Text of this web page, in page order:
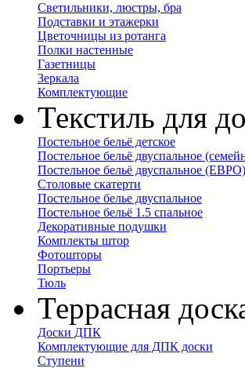
Светильники, люстры, бра
Подставки и этажерки
Цветочницы из ротанга
Полки настенные
Газетницы
Зеркала
Комплектующие
Текстиль для
Постельное бельё детское
Постельное бельё двуспальное
Постельное бельё двуспальное (ЕВРО)
Столовые скатерти
Постельное белье двуспальное
Постельное бельё 1.5 спальное
Декоративные подушки
Комплекты штор
Фотошторы
Портьеры
Тюль
Террасная
Доски ДПК
Комплектующие для ДПК доски
Ступени